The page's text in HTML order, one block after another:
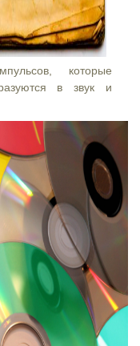
которые
в звук и